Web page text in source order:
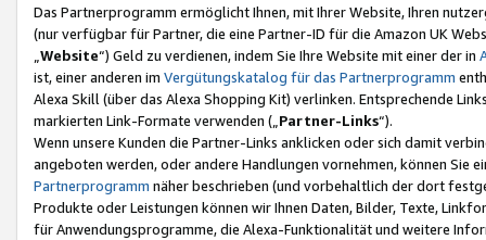
Das Partnerprogramm ermöglicht Ihnen, mit Ihrer Website, Ihren
(nur verfügbar für Partner, die eine Partner-ID für die Amazon UK
Website“) Geld zu verdienen, indem Sie Ihre Website mit einer der in
ist, einer anderen im Vergütungskatalog für das Partnerprogramm
Alexa Skill (über das Alexa Shopping Kit) verlinken. Entsprechende
markierten Link-Formate verwenden („ Partner-Links“).
Wenn unsere Kunden die Partner-Links anklicken oder sich damit
angeboten werden, oder andere Handlungen vornehmen, können Sie
Partnerprogramm näher beschrieben (und vorbehaltlich der dort
Produkte oder Leistungen können wir Ihnen Daten, Bilder, Texte,
für Anwendungsprogramme, die Alexa-Funktionalität und weitere